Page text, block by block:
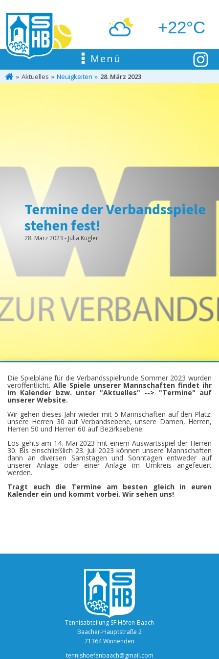
+22°C
Menü
Aktuelles Neuigkeiten 28. März 2023
Termine der Verbandsspiele
stehen fest!
28. März 2023 - Julia Kugler
Die Spielpläne für die Verbandsspielrunde Sommer 2023 wurden
veröffentlicht. Alle Spiele unserer Mannschaften findet ihr
im Kalender bzw. unter "Aktuelles" --> "Termine" auf
unserer Website.
Wir gehen dieses Jahr wieder mit 5 Mannschaften auf den Platz:
unsere Herren 30 auf Verbandsebene, unsere Damen, Herren,
Herren 50 und Herren 60 auf Bezirksebene.
Los gehts am 14. Mai 2023 mit einem Auswärtsspiel der Herren
30. Bis einschließlich 23. Juli 2023 können unsere Mannschaften
dann an diversen Samstagen und Sonntagen entweder auf
unserer Anlage oder einer Anlage im Umkreis angefeuert
werden.
Tragt euch die Termine am besten gleich in euren
Kalender ein und kommt vorbei. Wir sehen uns!
Tennisabteilung SF Höfen-Baach
Baacher-Hauptstraße 2
71364 Winnenden
tennishoefenbaach@gmail.com